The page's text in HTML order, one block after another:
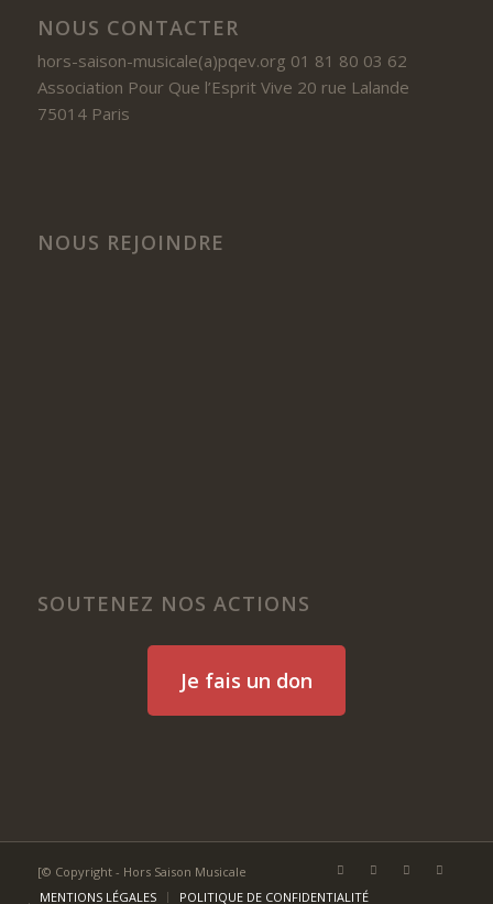
NOUS CONTACTER
hors-saison-musicale(a)pqev.org 01 81 80 03 62
Association Pour Que l’Esprit Vive 20 rue Lalande
75014 Paris
NOUS REJOINDRE
SOUTENEZ NOS ACTIONS
Je fais un don
[© Copyright - Hors Saison Musicale
MENTIONS LÉGALES
POLITIQUE DE CONFIDENTIALITÉ